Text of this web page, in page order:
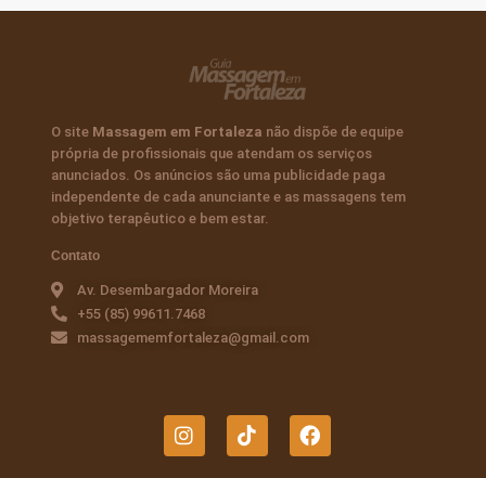
O site Massagem em Fortaleza não dispõe de equipe
própria de profissionais que atendam os serviços
anunciados. Os anúncios são uma publicidade paga
independente de cada anunciante e as massagens tem
objetivo terapêutico e bem estar.
Contato
Av. Desembargador Moreira
+55 (85) 99611.7468
massagememfortaleza@gmail.com
I
n
T
i
F
a